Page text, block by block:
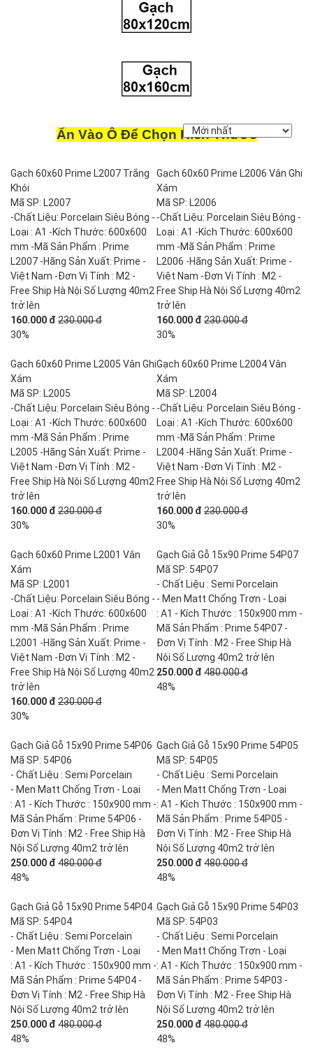
Ấn Vào Ô Để Chọn Kích Thước
Gạch 60x60 Prime L2007 Trắng
Khói
Mã SP: L2007
-Chất Liệu: Porcelain Siêu Bóng -
Loại : A1 -Kích Thước: 600x600
mm -Mã Sản Phẩm : Prime
L2007 -Hãng Sản Xuất: Prime -
Việt Nam -Đơn Vị Tính : M2 -
Free Ship Hà Nội Số Lượng 40m2
trở lên
160.000 đ 230.000 đ
30%
Gạch 60x60 Prime L2006 Vân Ghi
Xám
Mã SP: L2006
-Chất Liệu: Porcelain Siêu Bóng -
Loại : A1 -Kích Thước: 600x600
mm -Mã Sản Phẩm : Prime
L2006 -Hãng Sản Xuất: Prime -
Việt Nam -Đơn Vị Tính : M2 -
Free Ship Hà Nội Số Lượng 40m2
trở lên
160.000 đ 230.000 đ
30%
Gạch 60x60 Prime L2005 Vân Ghi
Xám
Mã SP: L2005
-Chất Liệu: Porcelain Siêu Bóng -
Loại : A1 -Kích Thước: 600x600
mm -Mã Sản Phẩm : Prime
L2005 -Hãng Sản Xuất: Prime -
Việt Nam -Đơn Vị Tính : M2 -
Free Ship Hà Nội Số Lượng 40m2
trở lên
160.000 đ 230.000 đ
30%
Gạch 60x60 Prime L2004 Vân
Xám
Mã SP: L2004
-Chất Liệu: Porcelain Siêu Bóng -
Loại : A1 -Kích Thước: 600x600
mm -Mã Sản Phẩm : Prime
L2004 -Hãng Sản Xuất: Prime -
Việt Nam -Đơn Vị Tính : M2 -
Free Ship Hà Nội Số Lượng 40m2
trở lên
160.000 đ 230.000 đ
30%
Gạch 60x60 Prime L2001 Vân
Xám
Mã SP: L2001
-Chất Liệu: Porcelain Siêu Bóng -
Loại : A1 -Kích Thước: 600x600
mm -Mã Sản Phẩm : Prime
L2001 -Hãng Sản Xuất: Prime -
Việt Nam -Đơn Vị Tính : M2 -
Free Ship Hà Nội Số Lượng 40m2
trở lên
160.000 đ 230.000 đ
30%
Gạch Giả Gỗ 15x90 Prime 54P07
Mã SP: 54P07
- Chất Liệu : Semi Porcelain
- Men Matt Chống Trơn - Loại
: A1 - Kích Thước : 150x900 mm -
Mã Sản Phẩm : Prime 54P07 -
Đơn Vị Tính : M2 - Free Ship Hà
Nội Số Lượng 40m2 trở lên
250.000 đ 480.000 đ
48%
Gạch Giả Gỗ 15x90 Prime 54P06
Mã SP: 54P06
- Chất Liệu : Semi Porcelain
- Men Matt Chống Trơn - Loại
: A1 - Kích Thước : 150x900 mm -
Mã Sản Phẩm : Prime 54P06 -
Đơn Vị Tính : M2 - Free Ship Hà
Nội Số Lượng 40m2 trở lên
250.000 đ 480.000 đ
48%
Gạch Giả Gỗ 15x90 Prime 54P05
Mã SP: 54P05
- Chất Liệu : Semi Porcelain
- Men Matt Chống Trơn - Loại
: A1 - Kích Thước : 150x900 mm -
Mã Sản Phẩm : Prime 54P05 -
Đơn Vị Tính : M2 - Free Ship Hà
Nội Số Lượng 40m2 trở lên
250.000 đ 480.000 đ
48%
Gạch Giả Gỗ 15x90 Prime 54P04
Mã SP: 54P04
- Chất Liệu : Semi Porcelain
- Men Matt Chống Trơn - Loại
: A1 - Kích Thước : 150x900 mm -
Mã Sản Phẩm : Prime 54P04 -
Đơn Vị Tính : M2 - Free Ship Hà
Nội Số Lượng 40m2 trở lên
250.000 đ 480.000 đ
48%
Gạch Giả Gỗ 15x90 Prime 54P03
Mã SP: 54P03
- Chất Liệu : Semi Porcelain
- Men Matt Chống Trơn - Loại
: A1 - Kích Thước : 150x900 mm -
Mã Sản Phẩm : Prime 54P03 -
Đơn Vị Tính : M2 - Free Ship Hà
Nội Số Lượng 40m2 trở lên
250.000 đ 480.000 đ
48%